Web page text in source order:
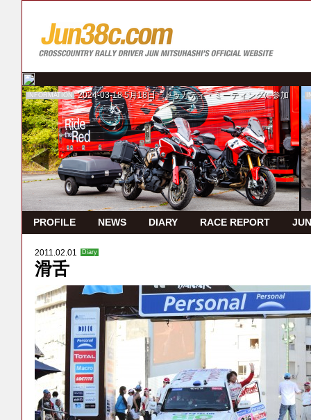
INFORMATION 2024-03-18 5月18日 ドゥカティ・ミーティングに参加
PROFILE NEWS DIARY RACE REPORT
2011.02.01 Diary
滑舌